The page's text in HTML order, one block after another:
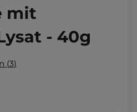
mit
- 40g
3